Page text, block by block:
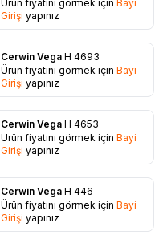
Favorilere Ekle
Ürün fiyatını görmek için Bayi
Girişi yapınız
Favorilere Ekle
Cerwin Vega H 4693
Ürün fiyatını görmek için Bayi
Girişi yapınız
Favorilere Ekle
Cerwin Vega H 4653
Ürün fiyatını görmek için Bayi
Girişi yapınız
Favorilere Ekle
Cerwin Vega H 446
Ürün fiyatını görmek için Bayi
Girişi yapınız